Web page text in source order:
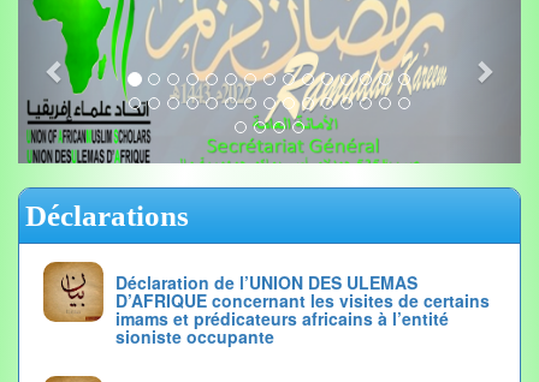
Déclarations
Déclaration de l’UNION DES ULEMAS
D’AFRIQUE concernant les visites de certains
imams et prédicateurs africains à l’entité
sioniste occupante